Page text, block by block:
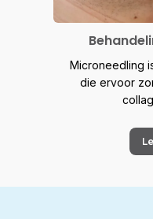
Microneedling
die ervoor